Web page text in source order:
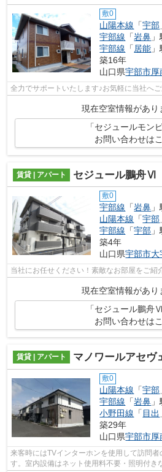
敷0
山陽本線 「宇部
宇部線 「岩鼻
宇部線 「 居能
築16年
山口県宇部市厚
全力でサポートいたします♪お気軽に当社へ
現在空室情報があり
「セジュールモン
お問い合わせは
賃貸 | アパート セジュール鵬舟Ⅵ
敷0
宇部線 「岩鼻
山陽本線 「宇部
宇部線 「宇部
築4年
山口県宇部市大
当社にお任せください！素敵なお部屋をご紹
現在空室情報があり
「セジュール鵬舟
お問い合わせは
賃貸 | アパート マノワールアセヴ
敷0
山陽本線 「宇部
宇部線 「岩鼻
小野田線 「 目出
築29年
山口県宇部市厚
来客時にはTVインターホンを使用して訪問者
す。室内設備はネット使用料不要・照明付き